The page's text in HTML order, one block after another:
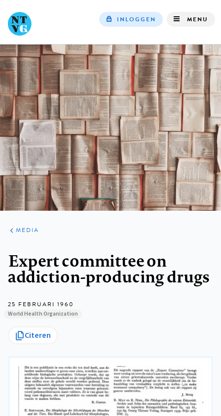
navigation
INLOGGEN MENU
ARTIKELEN
VARIA
MEDIA
Expert committee on
addiction-producing drugs
25 FEBRUARI 1960
World Health Organization
Citeren